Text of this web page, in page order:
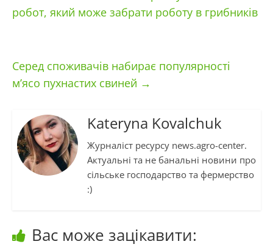
робот, який може забрати роботу в грибників
Серед споживачів набирає популярності
м’ясо пухнастих свиней →
Kateryna Kovalchuk
Журналіст ресурсу news.agro-center.
Актуальні та не банальні новини про
сільське господарство та фермерство
:)
Вас може зацікавити: